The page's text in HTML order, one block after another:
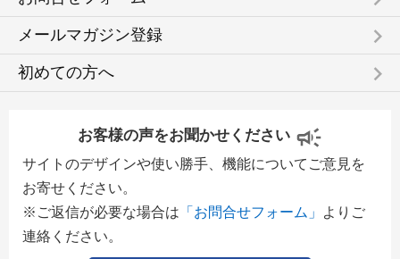
メールマガジン登録 keyboard_arrow_right
初めての方へ keyboard_arrow_right
お客様の声をお聞かせください
サイトのデザインや使い勝手、機能についてご意見を
お寄せください。
※ご返信が必要な場合は 「お問合せフォーム」
よりご
連絡ください。